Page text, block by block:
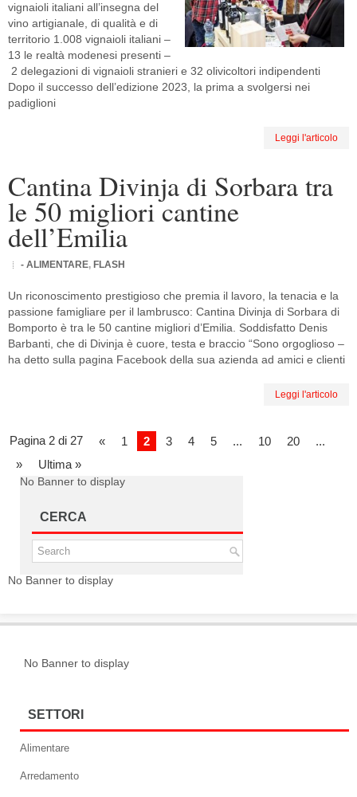
vignaioli italiani all’insegna del
vino artigianale, di qualità e di
territorio 1.008 vignaioli italiani –
13 le realtà modenesi presenti –
2 delegazioni di vignaioli stranieri e 32 olivicoltori indipendenti
Dopo il successo dell’edizione 2023, la prima a svolgersi nei
padiglioni
Leggi l'articolo
Cantina Divinja di Sorbara tra
le 50 migliori cantine
dell’Emilia
- ALIMENTARE, FLASH
Un riconoscimento prestigioso che premia il lavoro, la tenacia e la
passione famigliare per il lambrusco: Cantina Divinja di Sorbara di
Bomporto è tra le 50 cantine migliori d’Emilia. Soddisfatto Denis
Barbanti, che di Divinja è cuore, testa e braccio “Sono orgoglioso –
ha detto sulla pagina Facebook della sua azienda ad amici e clienti
Leggi l'articolo
Pagina 2 di 27 « 1 2 3 4 5 ... 10 20
...
»
Ultima »
No Banner to display
CERCA
No Banner to display
No Banner to display
SETTORI
Alimentare
Arredamento